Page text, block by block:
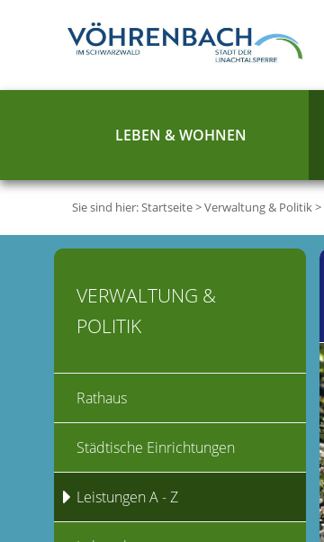
LEBEN & WOHNEN
Sie sind hier:Startseite>Verwaltung & Politik>
VERWALTUNG &
POLITIK
Rathaus
Städtische Einrichtungen
Leistungen A - Z